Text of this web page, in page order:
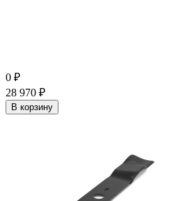
0 ₽
28 970 ₽
В корзину